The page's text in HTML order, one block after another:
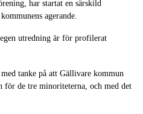
har startat en särskild
agerande.
utredning är för profilerat
tanke på att Gällivare kommun
för de tre minoriteterna, och med det